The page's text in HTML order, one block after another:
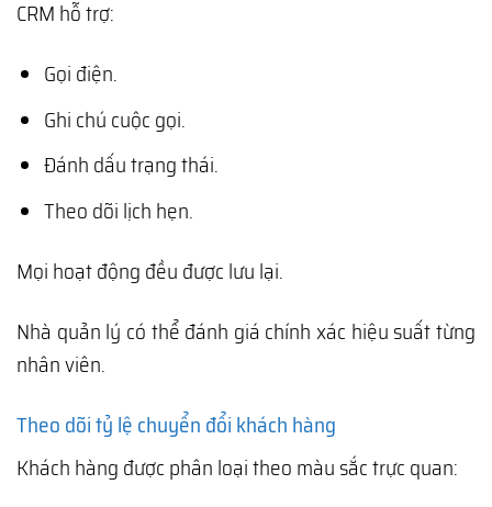
CRM hỗ trợ:
Gọi điện.
Ghi chú cuộc gọi.
Đánh dấu trạng thái.
Theo dõi lịch hẹn.
Mọi hoạt động đều được lưu lại.
Nhà quản lý có thể đánh giá chính xác hiệu suất từng
nhân viên.
Theo dõi tỷ lệ chuyển đổi khách hàng
Khách hàng được phân loại theo màu sắc trực quan: